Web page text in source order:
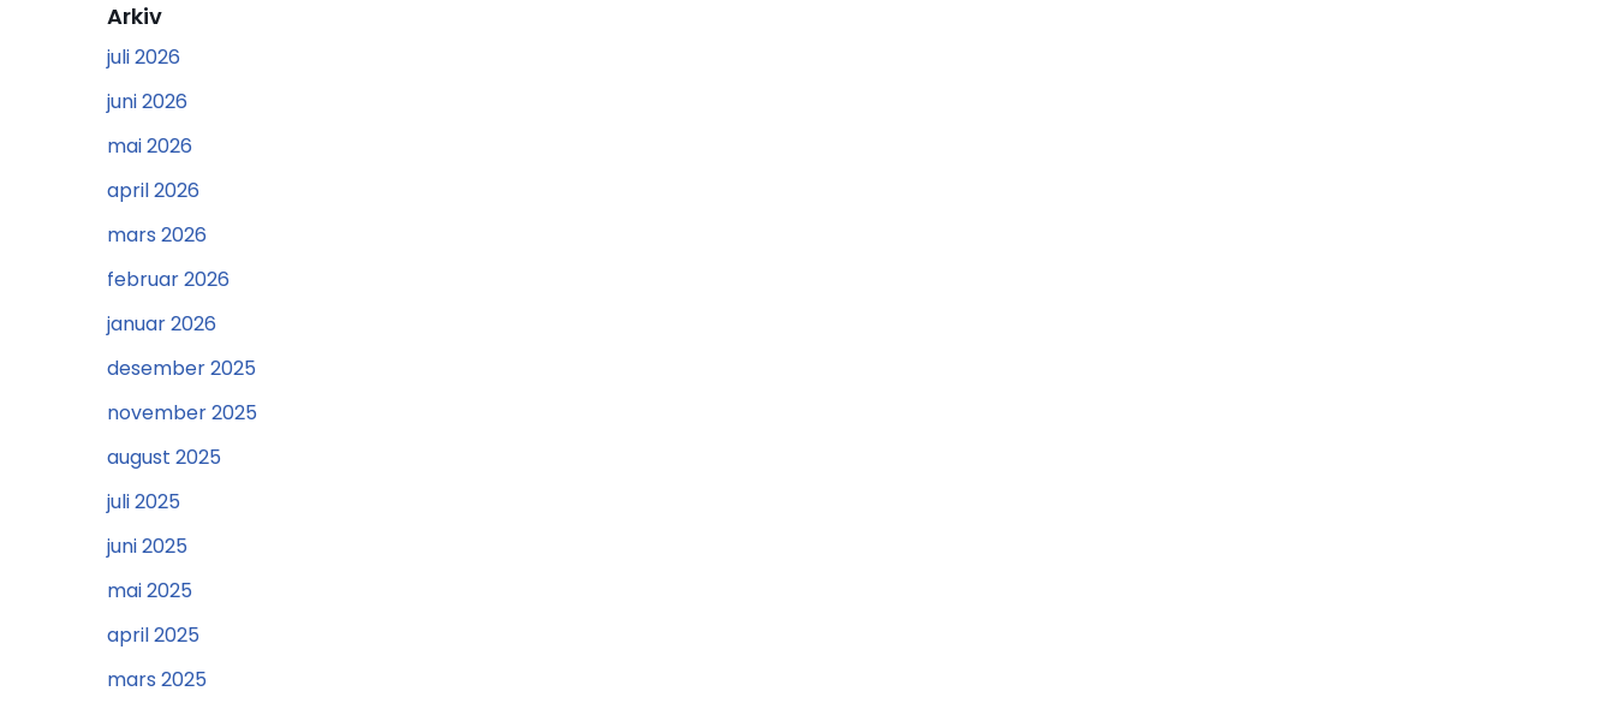
Arkiv
juli 2026
juni 2026
mai 2026
april 2026
mars 2026
februar 2026
januar 2026
desember 2025
november 2025
august 2025
juli 2025
juni 2025
mai 2025
april 2025
mars 2025